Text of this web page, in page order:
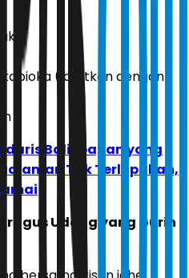
(larutkan dengan
Balikpapan yang
Tak Terlupakan,
Udang yang Gurih